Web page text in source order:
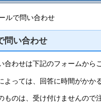
ルで問い合わせ
問い合わせ
合わせは下記のフォームから
よっては、回答に時間がかか
ものは、受け付けませんので